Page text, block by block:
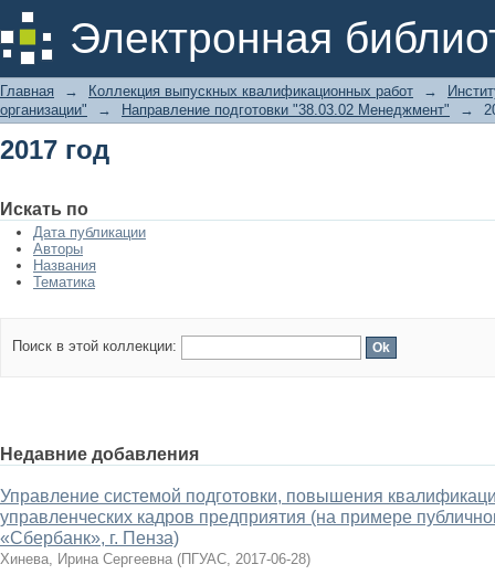
Электронная
2017 год
Главная → Коллекция выпускных квалификационных работ →
организации"
→ Направление подготовки "38.03.02 Менеджмент" →
2017 год
Искать по
Дата публикации
Авторы
Названия
Тематика
Поиск в этой коллекции:
Недавние добавления
Управление системой подготовки, повышения
управленческих кадров предприятия (на примере
«Сбербанк», г. Пенза)
Хинева, Ирина Сергеевна (ПГУАС, 2017-06-28)